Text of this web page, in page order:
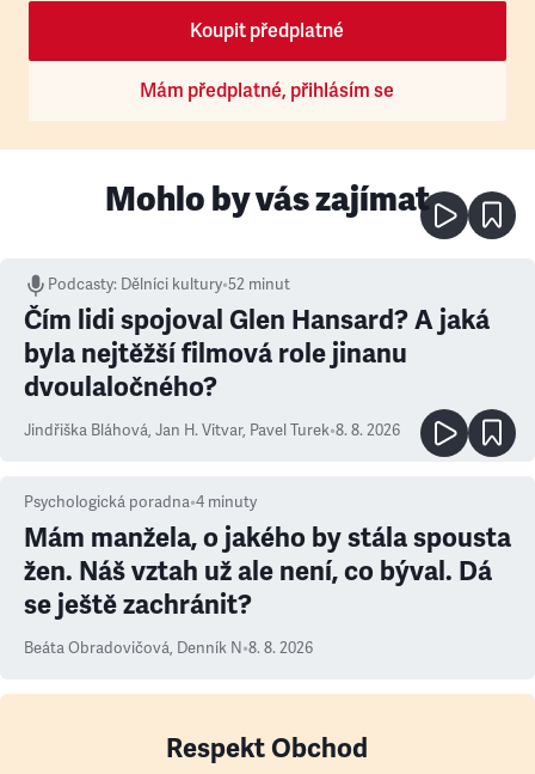
Koupit předplatné
Mám předplatné, přihlásím se
Mohlo by vás zajímat
Podcasty: Dělníci kultury•52 minut
Čím lidi spojoval Glen Hansard? A jaká
byla nejtěžší filmová role jinanu
dvoulaločného?
Jindřiška Bláhová, Jan H. Vitvar, Pavel Turek•8. 8. 2026
Psychologická poradna•4 minuty
Mám manžela, o jakého by stála spousta
žen. Náš vztah už ale není, co býval. Dá
se ještě zachránit?
Beáta Obradovičová, Denník N•8. 8. 2026
Respekt Obchod